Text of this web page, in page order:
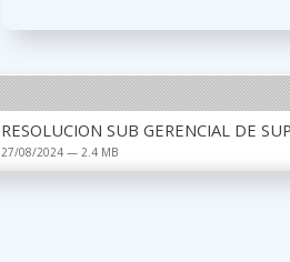
RESOLUCION SUB GERENCIAL DE
27/08/2024 — 2.4 MB